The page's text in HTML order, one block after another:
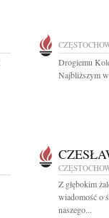
Drogiemu
Najbliższym
Z głębokim
wiadomość o
naszego...